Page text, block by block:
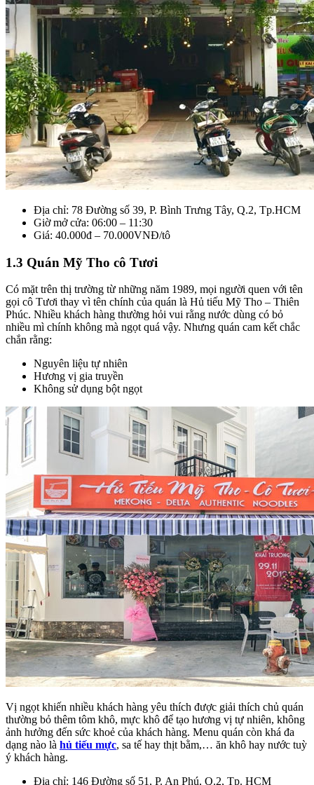
Địa chỉ: 78 Đường số 39, P. Bình Trưng Tây, Q.2, Tp.HCM
Giờ mở cửa: 06:00 – 11:30
Giá: 40.000đ – 70.000VNĐ/tô
1.3 Quán Mỹ Tho cô Tươi
Có mặt trên thị trường từ những năm 1989, mọi người quen với tên
gọi cô Tươi thay vì tên chính của quán là Hủ tiếu Mỹ Tho – Thiên
Phúc. Nhiều khách hàng thường hỏi vui rằng nước dùng có bỏ
nhiều mì chính không mà ngọt quá vậy. Nhưng quán cam kết chắc
chắn rằng:
Nguyên liệu tự nhiên
Hương vị gia truyền
Không sử dụng bột ngọt
Vị ngọt khiến nhiều khách hàng yêu thích được giải thích chủ quán
thường bỏ thêm tôm khô, mực khô để tạo hương vị tự nhiên, không
ảnh hưởng đến sức khoẻ của khách hàng. Menu quán còn khá đa
dạng nào là hủ tiếu mực, sa tế hay thịt bằm,… ăn khô hay nước tuỳ
ý khách hàng.
Địa chỉ: 146 Đường số 51, P. An Phú, Q.2, Tp. HCM